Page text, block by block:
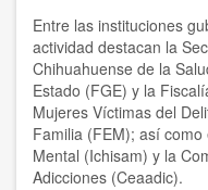
Entre las instituciones
actividad destacan la
Chihuahuense de la
Estado (FGE) y la
Mujeres Víctimas del
Familia (FEM); así
Mental (Ichisam) y la
Adicciones (Ceaadic).